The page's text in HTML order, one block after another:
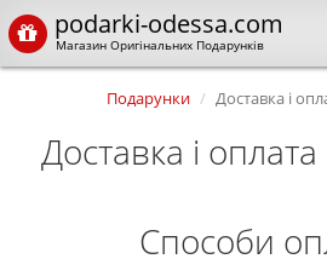
podarki-odessa.com
Магазин Оригінальних Подарунків
Подарунки Доставка і
Доставка і
Способи